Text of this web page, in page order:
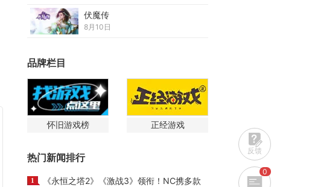
伏魔传
8月10日
品牌栏目
怀旧游戏榜 正经游戏
热门新闻排行
1
《永恒之塔2》《激战3》领衔！NC携多款
反馈
0